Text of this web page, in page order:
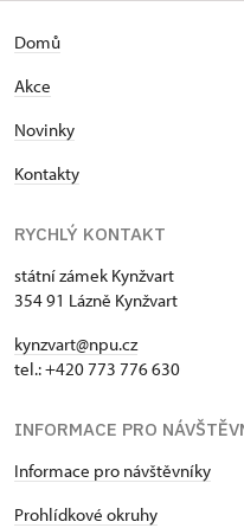
Domů
Akce
Novinky
Kontakty
RYCHLÝ KONTAKT
státní zámek Kynžvart
354 91 Lázně Kynžvart
kynzvart@npu.cz
tel.: +420 773 776 630
INFORMACE PRO
Informace pro návštěvníky
Prohlídkové okruhy